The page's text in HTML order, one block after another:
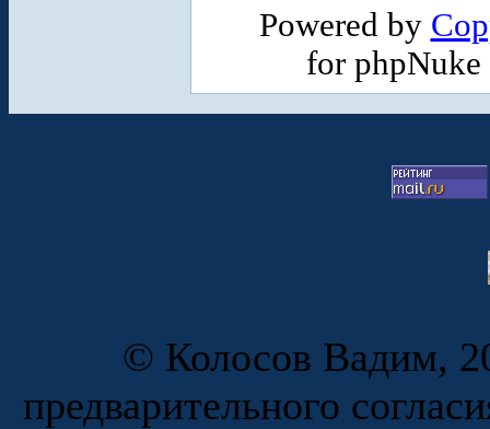
Powered by
for
© Колосов Вадим,
предварительного